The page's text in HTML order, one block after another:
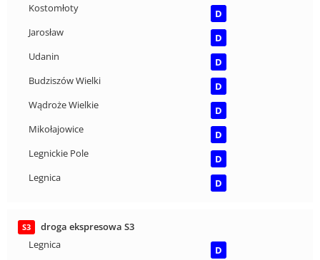
Kostomłoty
D
Jarosław
D
Udanin
D
Budziszów Wielki
D
Wądroże Wielkie
D
Mikołajowice
D
Legnickie Pole
D
Legnica
D
S3
droga ekspresowa S3
Legnica
D